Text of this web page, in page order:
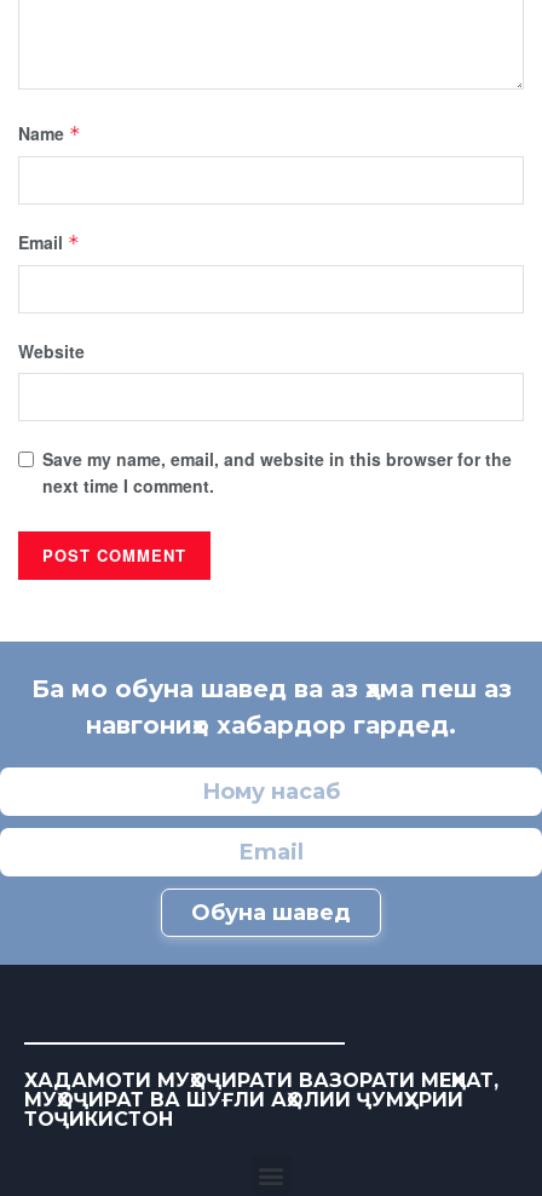
Name *
Email *
Website
Save my name, email, and website in this browser for the
next time I comment.
Ба мо обуна шавед ва аз ҳама пеш аз
навгониҳо хабардор гардед.
Обуна шавед
ХАДАМОТИ МУҲОҶИРАТИ ВАЗОРАТИ МЕҲНАТ,
МУҲОҶИРАТ ВА ШУҒЛИ АҲОЛИИ ҶУМҲУРИИ
ТОҶИКИСТОН